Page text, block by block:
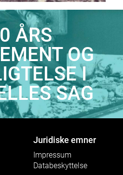
ÅRS
OG
I
SAG
Juridiske emner
Impressum
Databeskyttelse